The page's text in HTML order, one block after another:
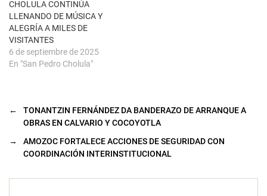
n
u
e
v
CHOLULA CONTINÚA
LLENANDO DE MÚSICA Y
ALEGRÍA A MILES DE
VISITANTES
6 de septiembre de 2025
En "San Pedro Cholula"
←
TONANTZIN FERNÁNDEZ DA BANDERAZO DE ARRANQUE A
OBRAS EN CALVARIO Y COCOYOTLA
→
AMOZOC FORTALECE ACCIONES DE SEGURIDAD CON
COORDINACIÓN INTERINSTITUCIONAL